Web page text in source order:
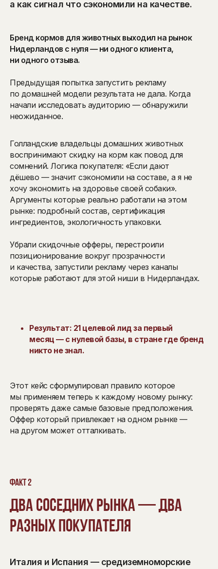
а как сигнал что сэкономили на качестве.
Бренд кормов для животных выходил на рынок
Нидерландов с нуля — ни одного клиента,
ни одного отзыва.
Предыдущая попытка запустить рекламу
по домашней модели результата не дала. Когда
начали исследовать аудиторию — обнаружили
неожиданное.
Голландские владельцы домашних животных
воспринимают скидку на корм как повод для
сомнений. Логика покупателя: «Если дают
дёшево — значит сэкономили на составе, а я не
хочу экономить на здоровье своей собаки».
Аргументы которые реально работали на этом
рынке: подробный состав, сертификация
ингредиентов, экологичность упаковки.
Убрали скидочные офферы, перестроили
позиционирование вокруг прозрачности
и качества, запустили рекламу через каналы
которые работают для этой ниши в Нидерландах.
Результат: 21 целевой лид за первый
месяц — с нулевой базы, в стране где бренд
никто не знал.
Этот кейс сформулировал правило которое
мы применяем теперь к каждому новому рынку:
проверять даже самые базовые предположения.
Оффер который привлекает на одном рынке —
на другом может отталкивать.
Факт 2
Два соседних рынка — два
разных покупателя
Италия и Испания — средиземноморские